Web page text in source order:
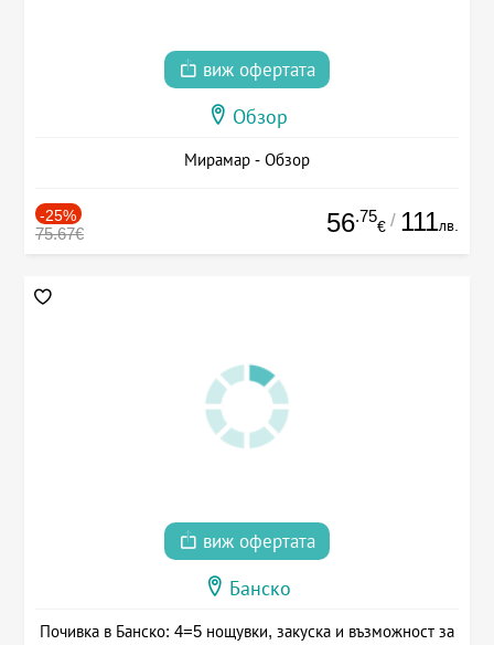
виж офертата
Обзор
Мирамар - Обзор
-25%
75.67€ 56.75
€ / 111лв.
виж офертата
Банско
Почивка в Банско: 4=5 нощувки, закуска и възможност за